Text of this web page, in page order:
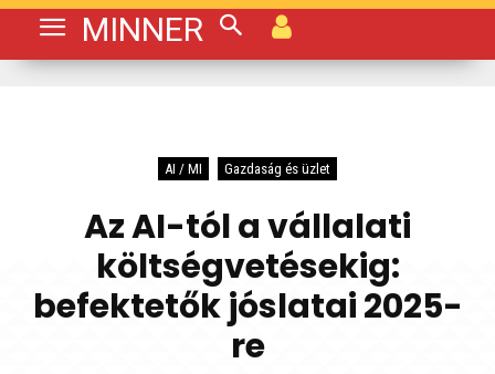
MINNER
AI / MI Gazdaság és üzlet
Az AI-tól a vállalati
költségvetésekig:
befektetők jóslatai 2025-
re